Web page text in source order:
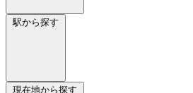
駅から探す
現在地から探す